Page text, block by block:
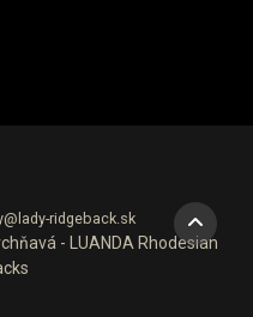
ridgeback.sk
- LUANDA Rhodesian